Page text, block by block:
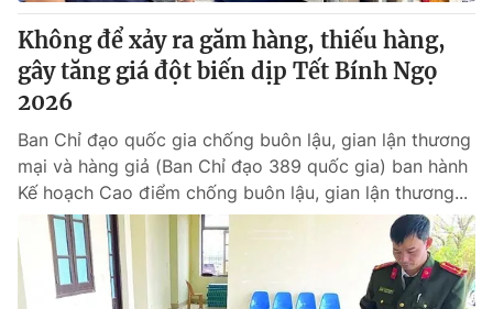
Phó Tổng Biên tập:Nguyễn Thị Mỹ Hạnh, Phạm Quốc Thắng,
Nguyễn Trọng Ninh
Tổng đài VTV:024.38 355 931 - 024.38 355 932
Ðiện thoại Thời báo VTV:
toasoan@vtv.vn
Liên hệ quảng cáo:024-7300.7108
Không để xảy ra găm hàng, thiếu hàng,
gây tăng giá đột biến dịp Tết Bính Ngọ
2026
Ban Chỉ đạo quốc gia chống buôn lậu, gian lận thương
mại và hàng giả (Ban Chỉ đạo 389 quốc gia) ban hành
Kế hoạch Cao điểm chống buôn lậu, gian lận thương...